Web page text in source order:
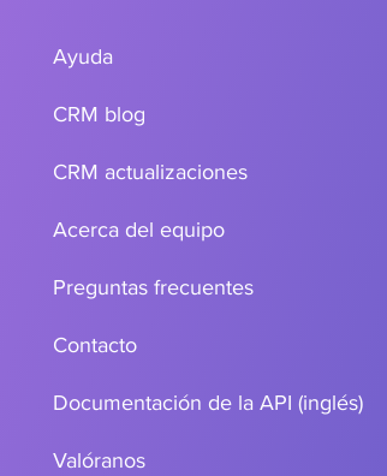
Ayuda
CRM blog
CRM actualizaciones
Acerca del equipo
Preguntas frecuentes
Contacto
Documentación de la API (inglés)
Valóranos